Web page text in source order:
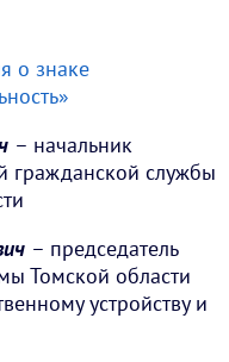
о знаке
– начальник
гражданской службы
– председатель
Томской области
устройству и